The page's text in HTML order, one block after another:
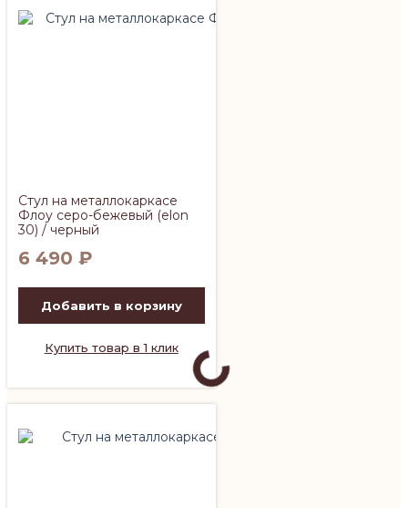
Стул на металлокаркасе
Флоу серо-бежевый (elon
30) / черный
6 490 ₽
Добавить в корзину
Купить товар в 1 клик